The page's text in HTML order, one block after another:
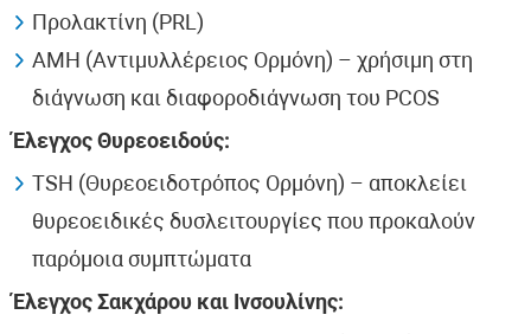
Προλακτίνη (PRL)
AMH (Αντιμυλλέρειος Ορμόνη) – χρήσιμη στη
διάγνωση και διαφοροδιάγνωση του PCOS
Έλεγχος Θυρεοειδούς:
TSH (Θυρεοειδοτρόπος Ορμόνη) – αποκλείει
θυρεοειδικές δυσλειτουργίες που προκαλούν
παρόμοια συμπτώματα
Έλεγχος Σακχάρου και Ινσουλίνης: